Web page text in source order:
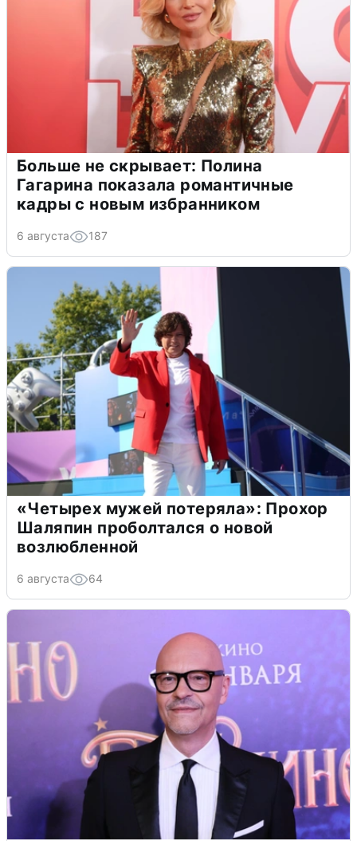
Больше не скрывает: Полина
Гагарина показала романтичные
кадры с новым избранником
6 августа 187
«Четырех мужей потеряла»: Прохор
Шаляпин проболтался о новой
возлюбленной
6 августа 64